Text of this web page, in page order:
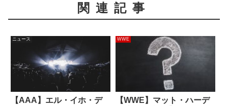
関連記事
ニュース
【AAA】エル・イホ・デ
WWE
【WWE】マット・ハーデ